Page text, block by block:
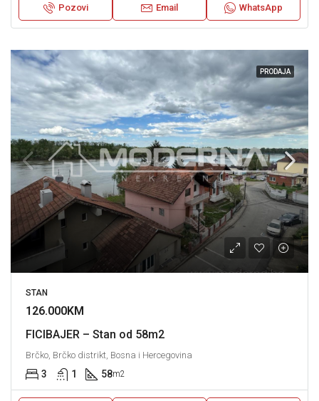
Pozovi Email WhatsApp
PRODAJA
STAN
126.000KM
FICIBAJER – Stan od 58m2
Brčko, Brčko distrikt, Bosna i Hercegovina
3 1 58m2